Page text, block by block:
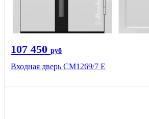
107 450 руб
Входная дверь CМ1269/7 Е